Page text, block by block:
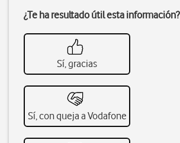
¿Te ha resultado útil esta información?
Sí, gracias
Sí, con queja a Vodafone